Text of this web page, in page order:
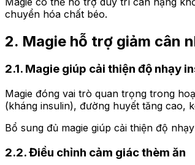
chuyển hóa chất béo.
2. Magie hỗ trợ giảm cân
2.1. Magie giúp cải thiện độ nhạy
Magie đóng vai trò quan trọng trong
(kháng insulin), đường huyết tăng cao,
Bổ sung đủ magie giúp cải thiện độ
2.2. Điều chỉnh cảm giác thèm ăn